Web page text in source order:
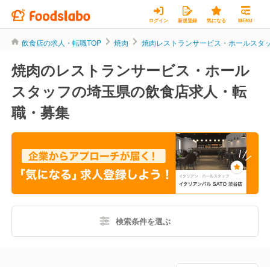
ログイン 新規登録 気になる MENU
飲食店の求人・転職TOP 焼肉 焼肉レストランサービス・ホールスタ
焼肉のレストランサービス・ホール
スタッフの埼玉県の飲食店求人・転
職・募集
検索条件を選ぶ